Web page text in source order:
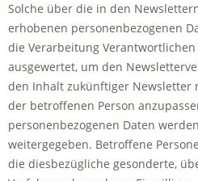
Solche über die in den
erhobenen personenbezogenen
die Verarbeitung
ausgewertet, um den
den Inhalt zukünftiger Newsletter
der betroffenen Person
personenbezogenen Daten
weitergegeben. Betroffene
die diesbezügliche gesonderte,